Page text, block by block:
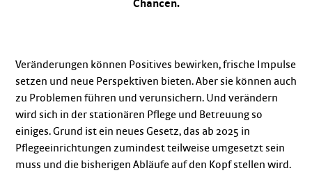
Chancen.
Veränderungen können Positives bewirken, frische Impulse
setzen und neue Perspektiven bieten. Aber sie können auch
zu Problemen führen und verunsichern. Und verändern
wird sich in der stationären Pflege und Betreuung so
einiges. Grund ist ein neues Gesetz, das ab 2025 in
Pflegeeinrichtungen zumindest teilweise umgesetzt sein
muss und die bisherigen Abläufe auf den Kopf stellen wird.